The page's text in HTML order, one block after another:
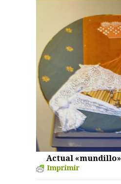
Actual «mundillo»
Imprimir